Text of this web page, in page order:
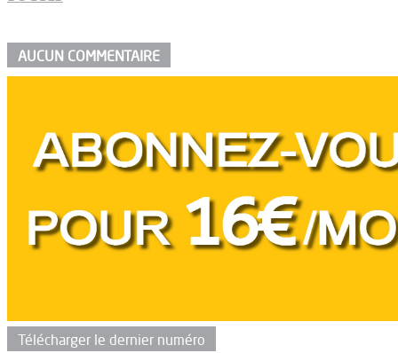
AUCUN COMMENTAIRE
Télécharger le dernier numéro